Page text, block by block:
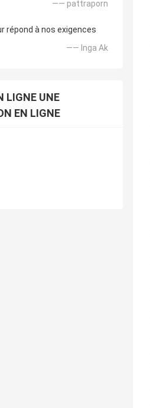
—— pattraporn
répond à nos exigences
—— Inga Ak
LIGNE UNE
EN LIGNE